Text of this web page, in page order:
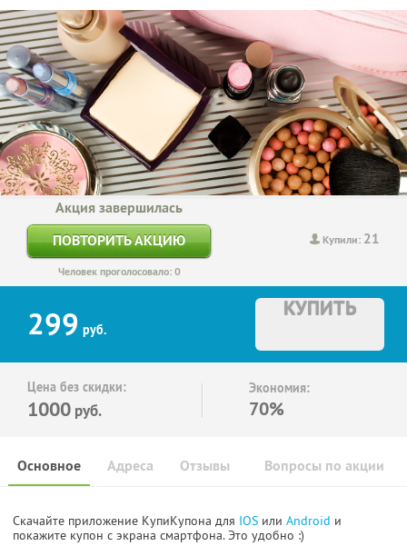
Купили: 21
Акция завершилась
ПОВТОРИТЬ АКЦИЮ
Человек проголосовало: 0
299 руб.
КУПИТЬ
Цена без скидки:
1000 руб.
Экономия:
70%
Основное Отзывы Вопросы по акции
Адреса
Скачайте приложение КупиКупона для IOS или Android и
покажите купон с экрана смартфона. Это удобно :)